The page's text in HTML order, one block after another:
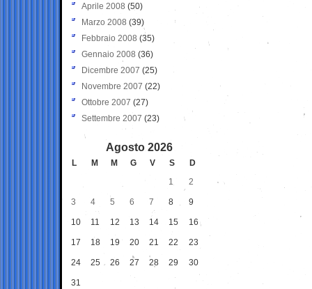
Aprile 2008 (50)
Marzo 2008 (39)
Febbraio 2008 (35)
Gennaio 2008 (36)
Dicembre 2007 (25)
Novembre 2007 (22)
Ottobre 2007 (27)
Settembre 2007 (23)
Agosto 2026
L M M G V S
D
1
2
3 4 5 6 7 8 9
10 11 12 13 14 15 16
17 18 19 20 21 22 23
24 25 26 27 28 29 30
31